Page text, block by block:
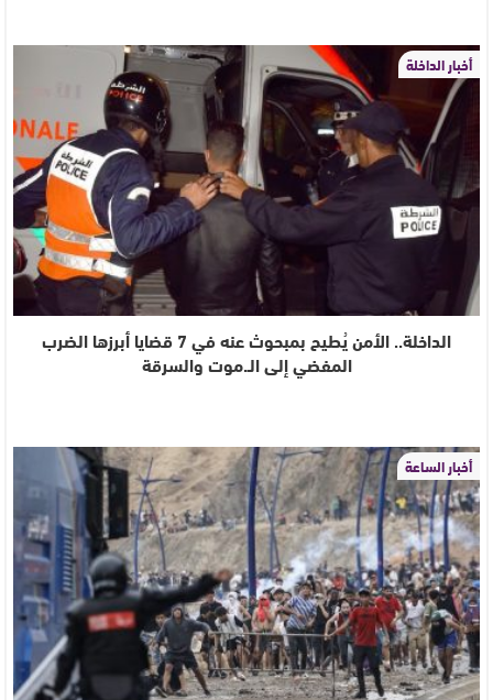
أخبار الداخلة
الداخلة.. الأمن يُطيح بمبحوث عنه في 7 قضايا أبرزها الضرب
المفضي إلى الـ.موت والسرقة
أخبار الساعة